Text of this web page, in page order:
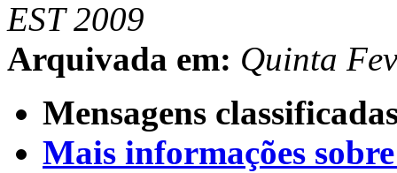
EST 2009
Arquivada em: Quinta
Mensagens
Mais informações